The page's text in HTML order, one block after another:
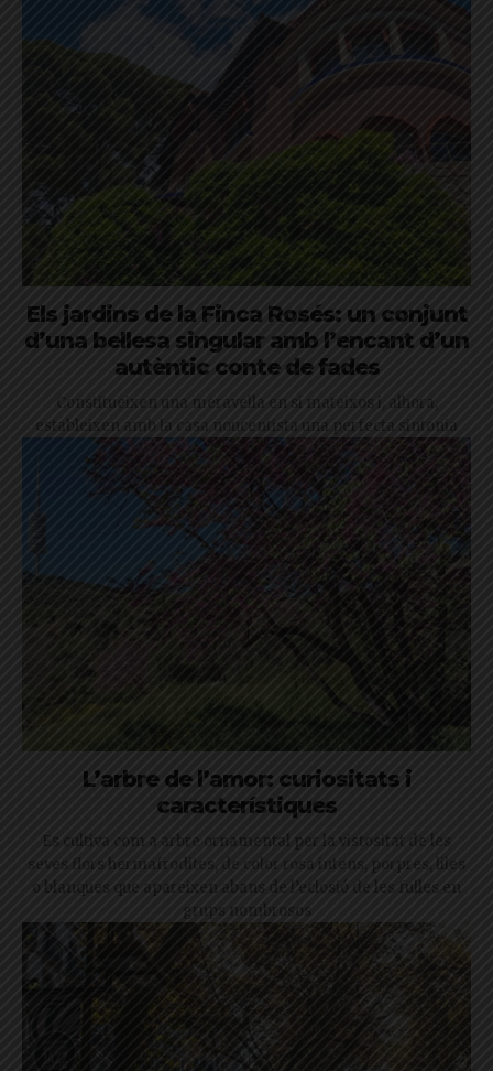
Els jardins de la Finca Rosés: un conjunt
d’una bellesa singular amb l’encant d’un
autèntic conte de fades
Constitueixen una meravella en si mateixos i, alhora,
estableixen amb la casa noucentista una perfecta sintonia
L’arbre de l’amor: curiositats i
característiques
Es cultiva com a arbre ornamental per la vistositat de les
seves flors hermafrodites, de color rosa intens, porpres, liles
o blanques que apareixen abans de l’eclosió de les fulles en
grups nombrosos